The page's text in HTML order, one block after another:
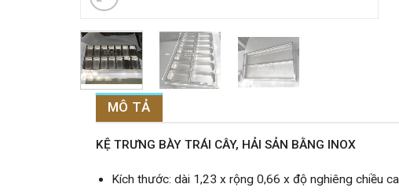
MÔ TẢ
KỆ TRƯNG BÀY TRÁI CÂY, HẢI SẢN BẰNG INOX
Kích thước: dài 1,23 x rộng 0,66 x độ nghiêng chiều